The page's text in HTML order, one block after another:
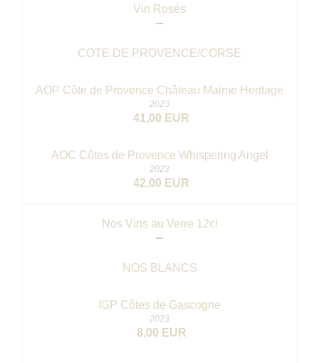
Vin Rosés
COTE DE PROVENCE/CORSE
AOP Côte de Provence Château Maime Heritage
2023
41,00 EUR
AOC Côtes de Provence Whispering Angel
2023
42,00 EUR
Nos Vins au Verre 12cl
NOS BLANCS
IGP Côtes de Gascogne
2023
8,00 EUR